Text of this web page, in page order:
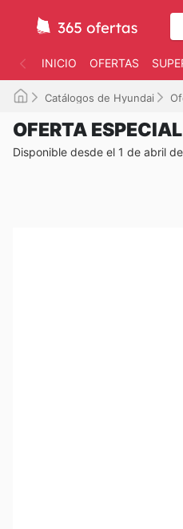
INICIO OFERTAS
Catálogos de Hyundai
OFERTA
Disponible desde el 1 de abril